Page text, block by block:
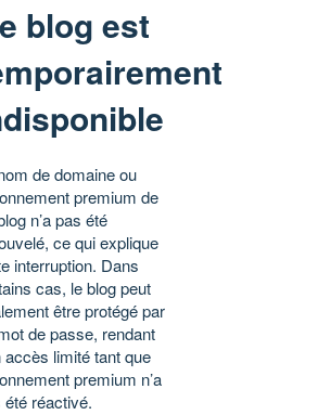
blog est
de domaine ou
premium de
n’a pas été
ce qui explique
interruption. Dans
cas, le blog peut
être protégé par
de passe, rendant
accès limité tant que
premium n’a
été réactivé.